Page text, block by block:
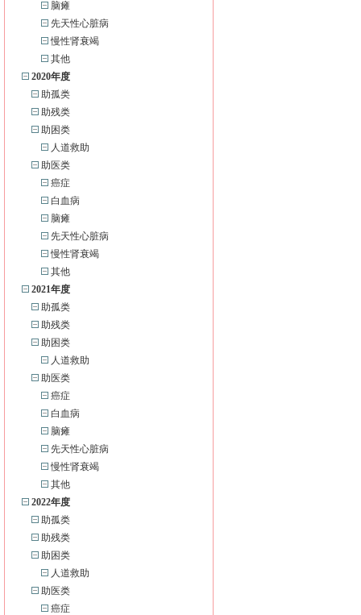
脑瘫
先天性心脏病
慢性肾衰竭
其他
2020年度
助孤类
助残类
助困类
人道救助
助医类
癌症
白血病
脑瘫
先天性心脏病
慢性肾衰竭
其他
2021年度
助孤类
助残类
助困类
人道救助
助医类
癌症
白血病
脑瘫
先天性心脏病
慢性肾衰竭
其他
2022年度
助孤类
助残类
助困类
人道救助
助医类
癌症